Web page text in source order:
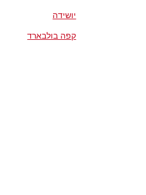
יושידה
קפה בולבארד